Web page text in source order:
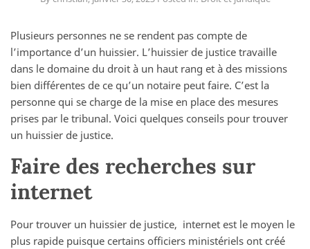
Plusieurs personnes ne se rendent pas compte de
l’importance d’un huissier. L’huissier de justice travaille
dans le domaine du droit à un haut rang et à des missions
bien différentes de ce qu’un notaire peut faire. C’est la
personne qui se charge de la mise en place des mesures
prises par le tribunal. Voici quelques conseils pour trouver
un huissier de justice.
Faire des recherches sur
internet
Pour trouver un huissier de justice, internet est le moyen le
plus rapide puisque certains officiers ministériels ont créé